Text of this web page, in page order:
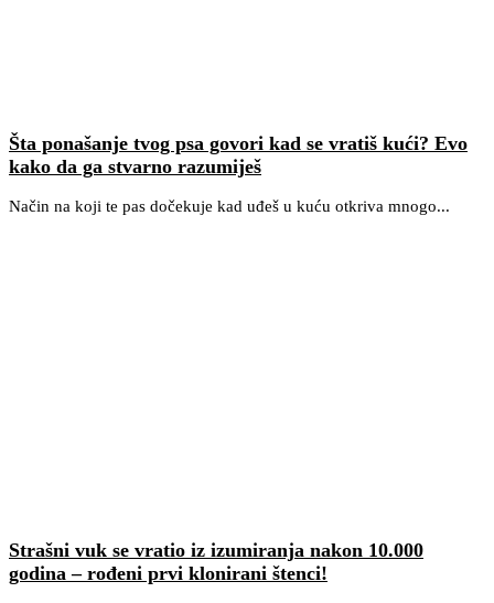
Šta ponašanje tvog psa govori kad se vratiš kući? Evo
kako da ga stvarno razumiješ
Način na koji te pas dočekuje kad uđeš u kuću otkriva mnogo...
Strašni vuk se vratio iz izumiranja nakon 10.000
godina – rođeni prvi klonirani štenci!